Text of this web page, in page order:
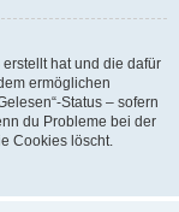
hat und die dafür
ermöglichen
Status – sofern
du Probleme bei der
Cookies löscht.